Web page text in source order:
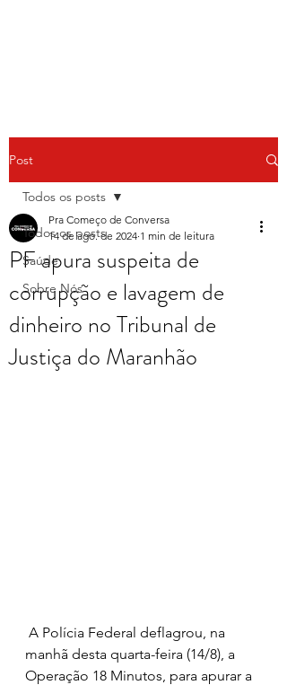
Post
Todos os posts
Saúde
Sobre Nós
Todos os posts
PF apura suspeita de
corrupção e lavagem de
dinheiro no Tribunal de
Justiça do Maranhão
Pra Começo de Conversa
14 de ago. de 2024 1 min de leitura
A Polícia Federal deflagrou, na
manhã desta quarta-feira (14/8), a
Operação 18 Minutos, para apurar a